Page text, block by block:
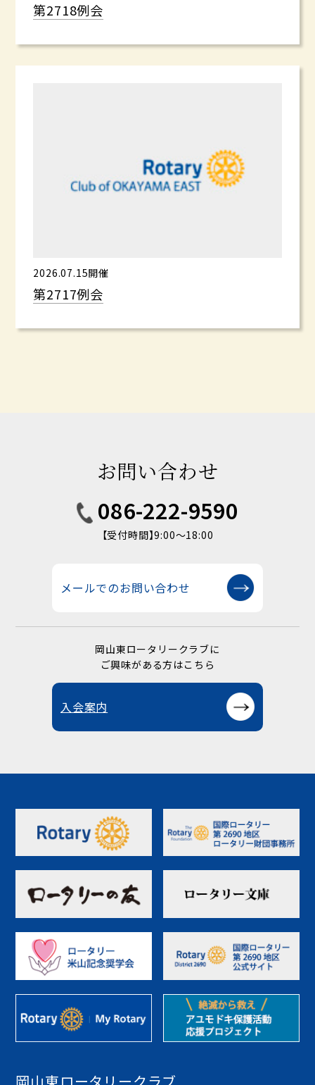
第2718例会
2026.07.15開催
第2717例会
お問い合わせ
086-222-9590
【受付時間】9:00〜18:00
メールでのお問い合わせ
岡山東ロータリークラブに
ご興味がある方はこちら
入会案内
岡山東ロータリークラブ